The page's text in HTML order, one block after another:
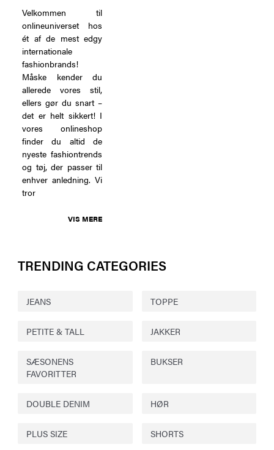
Velkommen til
onlineuniverset hos
ét af de mest edgy
internationale
fashionbrands!
Måske kender du
allerede vores stil,
ellers gør du snart –
det er helt sikkert! I
vores onlineshop
finder du altid de
nyeste fashiontrends
og tøj, der passer til
enhver anledning. Vi
tror
VIS MERE
TRENDING CATEGORIES
JEANS TOPPE
PETITE & TALL JAKKER
SÆSONENS
FAVORITTER
BUKSER
DOUBLE DENIM HØR
PLUS SIZE SHORTS